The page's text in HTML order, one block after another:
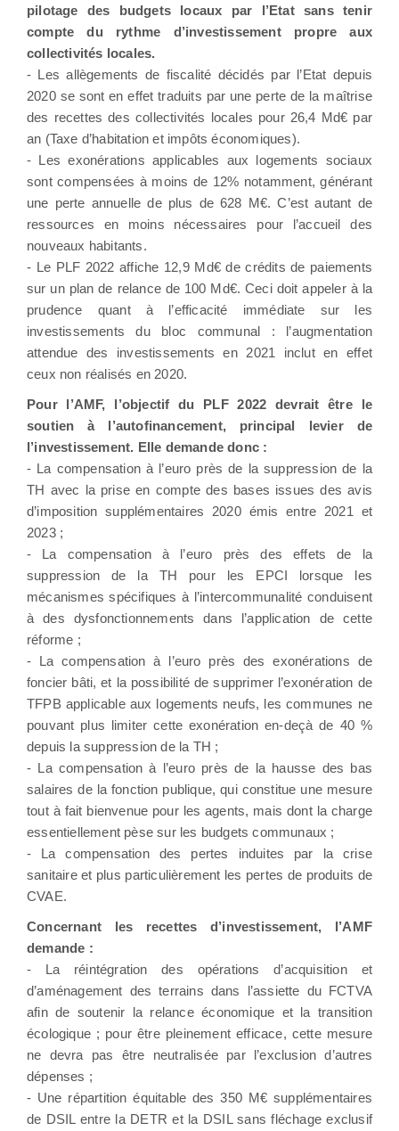
pilotage des budgets locaux par l’Etat sans tenir
compte du rythme d’investissement propre aux
collectivités locales.
- Les allègements de fiscalité décidés par l’Etat depuis
2020 se sont en effet traduits par une perte de la maîtrise
des recettes des collectivités locales pour 26,4 Md€ par
an (Taxe d’habitation et impôts économiques).
- Les exonérations applicables aux logements sociaux
sont compensées à moins de 12% notamment, générant
une perte annuelle de plus de 628 M€. C’est autant de
ressources en moins nécessaires pour l’accueil des
nouveaux habitants.
- Le PLF 2022 affiche 12,9 Md€ de crédits de paiements
sur un plan de relance de 100 Md€. Ceci doit appeler à la
prudence quant à l’efficacité immédiate sur les
investissements du bloc communal : l’augmentation
attendue des investissements en 2021 inclut en effet
ceux non réalisés en 2020.
Pour l’AMF, l’objectif du PLF 2022 devrait être le
soutien à l’autofinancement, principal levier de
l’investissement. Elle demande donc :
- La compensation à l’euro près de la suppression de la
TH avec la prise en compte des bases issues des avis
d’imposition supplémentaires 2020 émis entre 2021 et
2023 ;
- La compensation à l’euro près des effets de la
suppression de la TH pour les EPCI lorsque les
mécanismes spécifiques à l’intercommunalité conduisent
à des dysfonctionnements dans l’application de cette
réforme ;
- La compensation à l’euro près des exonérations de
foncier bâti, et la possibilité de supprimer l’exonération de
TFPB applicable aux logements neufs, les communes ne
pouvant plus limiter cette exonération en-deçà de 40 %
depuis la suppression de la TH ;
- La compensation à l’euro près de la hausse des bas
salaires de la fonction publique, qui constitue une mesure
tout à fait bienvenue pour les agents, mais dont la charge
essentiellement pèse sur les budgets communaux ;
- La compensation des pertes induites par la crise
sanitaire et plus particulièrement les pertes de produits de
CVAE.
Concernant les recettes d’investissement, l’AMF
demande :
- La réintégration des opérations d’acquisition et
d’aménagement des terrains dans l’assiette du FCTVA
afin de soutenir la relance économique et la transition
écologique ; pour être pleinement efficace, cette mesure
ne devra pas être neutralisée par l’exclusion d’autres
dépenses ;
- Une répartition équitable des 350 M€ supplémentaires
de DSIL entre la DETR et la DSIL sans fléchage exclusif